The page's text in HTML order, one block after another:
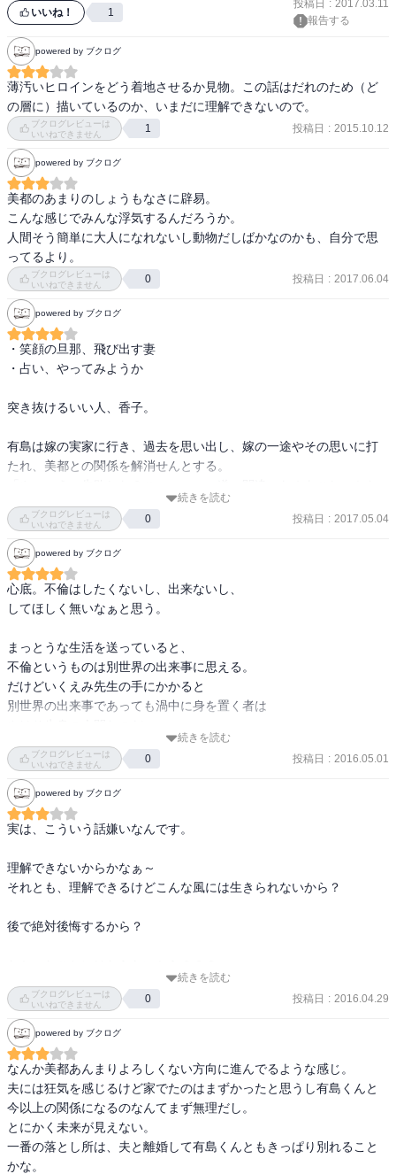
いいね！ 1
投稿日 : 2017.03.11
報告する
powered by ブクログ
薄汚いヒロインをどう着地させるか見物。この話はだれのため（ど
の層に）描いているのか、いまだに理解できないので。
ブクログレビューは
いいねできません
1 投稿日 : 2015.10.12
powered by ブクログ
美都のあまりのしょうもなさに辟易。
こんな感じでみんな浮気するんだろうか。
人間そう簡単に大人になれないし動物だしばかなのかも、自分で思
ってるより。
ブクログレビューは
いいねできません
0 投稿日 : 2017.06.04
powered by ブクログ
・笑顔の旦那、飛び出す妻
・占い、やってみようか
突き抜けるいい人、香子。
有島は嫁の実家に行き、過去を思い出し、嫁の一途やその思いに打
たれ、美都との関係を解消せんとする。
い～」
しかし諦めきれない美都は香子から逃げ、母親の元にまで転がり込
み、やはり捕まってしまう。
続きを読む
ブクログレビューは
いいねできません
0 投稿日 : 2017.05.04
powered by ブクログ
心底。不倫はしたくないし、出来ないし、
してほしく無いなぁと思う。
まっとうな生活を送っていると、
不倫というものは別世界の出来事に思える。
だけどいくえみ先生の手にかかると
別世界の出来事であっても渦中に身を置く者は
（と思わせるくらいリアルにいそうな登場人物達！）
不倫に執着し静かに狂ってい様子から目が離せ無い....
続きを読む
ブクログレビューは
いいねできません
0 投稿日 : 2016.05.01
powered by ブクログ
実は、こういう話嫌いなんです。
理解できないからかなぁ～
それとも、理解できるけどこんな風には生きられないから？
後で絶対後悔するから？
お話としてさらっと読み流すのは無理なんだよね。
だけど、読まずにはいられないのかもしれない。
自分にないものだから(爆)。
と、分析してみました・・・できてねぇ～～～
続きを読む
ブクログレビューは
いいねできません
0 投稿日 : 2016.04.29
powered by ブクログ
なんか美都あんまりよろしくない方向に進んでるような感じ。
夫には狂気を感じるけど家でたのはまずかったと思うし有島くんと
今以上の関係になるのなんてまず無理だし。
とにかく未来が見えない。
一番の落とし所は、夫と離婚して有島くんともきっぱり別れること
かな。